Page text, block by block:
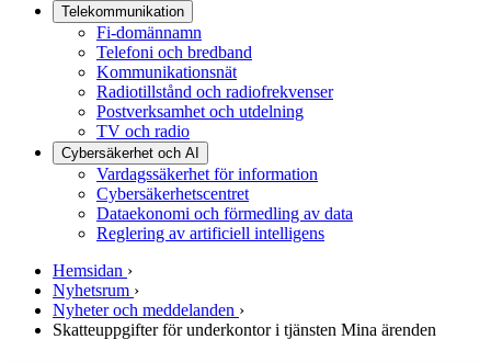
Telekommunikation
Fi-domännamn
Telefoni och bredband
Kommunikationsnät
Radiotillstånd och radiofrekvenser
Postverksamhet och utdelning
TV och radio
Cybersäkerhet och AI
Vardagssäkerhet för information
Cybersäkerhetscentret
Dataekonomi och förmedling av data
Reglering av artificiell intelligens
Hemsidan ›
Nyhetsrum ›
Nyheter och meddelanden ›
Skatteuppgifter för underkontor i tjänsten Mina ärenden